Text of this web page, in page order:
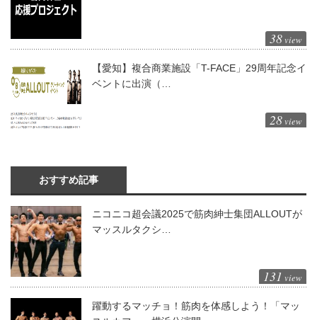
38 view
【愛知】複合商業施設「T-FACE」29周年記念イ
ベントに出演（…
28 view
おすすめ記事
ニコニコ超会議2025で筋肉紳士集団ALLOUTが
マッスルタクシ…
131 view
躍動するマッチョ！筋肉を体感しよう！「マッ